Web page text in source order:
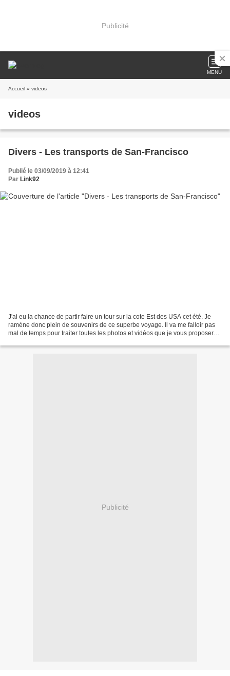
Publicité
MENU
Accueil » videos
videos
Divers - Les transports de San-Francisco
Publié le 03/09/2019 à 12:41
Par Link92
J'ai eu la chance de partir faire un tour sur la cote Est des USA cet été. Je
ramène donc plein de souvenirs de ce superbe voyage. Il va me falloir pas
mal de temps pour traiter toutes les photos et vidéos que je vous proposerais
Publicité